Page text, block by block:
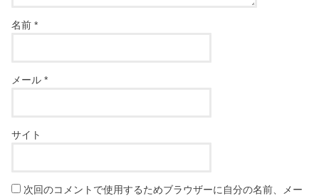
名前*
メール*
サイト
次回のコメントで使用するためブラウザーに自分の名前、メー